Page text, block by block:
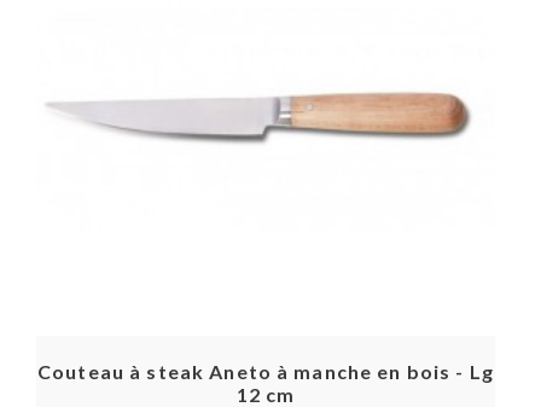
Couteau à steak Aneto à manche en bois - Lg
12 cm